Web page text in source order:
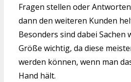
Fragen stellen oder
dann den weiteren Kunden
Besonders sind dabei Sachen
Größe wichtig, da diese
werden können, wenn man
Hand hält.